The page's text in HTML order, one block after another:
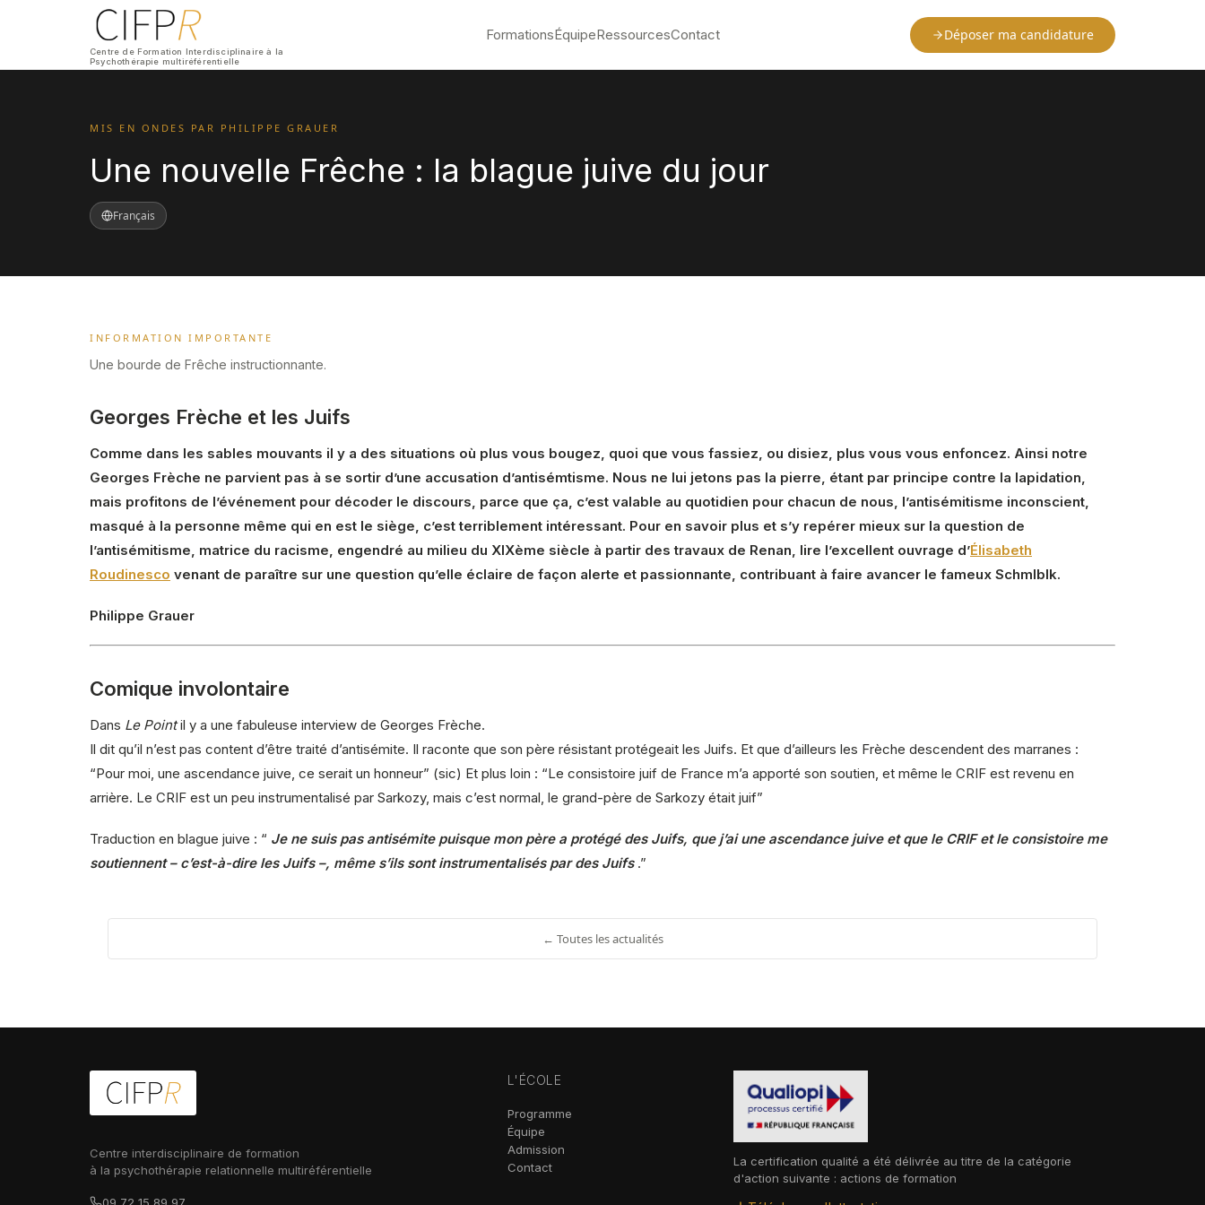
Centre de Formation Interdisciplinaire à la
Psychothérapie multiréférentielle
FormationsÉquipeRessourcesContact Déposer ma candidature
MIS EN ONDES PAR PHILIPPE GRAUER
Une nouvelle Frêche : la blague juive du jour
Français
INFORMATION IMPORTANTE
Une bourde de Frêche instructionnante.
Georges Frèche et les Juifs
Comme dans les sables mouvants il y a des situations où plus vous bougez, quoi que vous fassiez, ou disiez, plus vous vous enfoncez. Ainsi notre
Georges Frèche ne parvient pas à se sortir d’une accusation d’antisémtisme. Nous ne lui jetons pas la pierre, étant par principe contre la lapidation,
mais profitons de l’événement pour décoder le discours, parce que ça, c’est valable au quotidien pour chacun de nous, l’antisémitisme inconscient,
masqué à la personne même qui en est le siège, c’est terriblement intéressant. Pour en savoir plus et s’y repérer mieux sur la question de
l’antisémitisme, matrice du racisme, engendré au milieu du XIXème siècle à partir des travaux de Renan, lire l’excellent ouvrage d’Élisabeth
Roudinesco venant de paraître sur une question qu’elle éclaire de façon alerte et passionnante, contribuant à faire avancer le fameux Schmlblk.
Philippe Grauer
Comique involontaire
Dans Le Pointil y a une fabuleuse interview de Georges Frèche.
Il dit qu’il n’est pas content d’être traité d’antisémite. Il raconte que son père résistant protégeait les Juifs. Et que d’ailleurs les Frèche descendent des marranes :
“Pour moi, une ascendance juive, ce serait un honneur” (sic) Et plus loin : “Le consistoire juif de France m’a apporté son soutien, et même le CRIF est revenu en
arrière. Le CRIF est un peu instrumentalisé par Sarkozy, mais c’est normal, le grand-père de Sarkozy était juif”
Traduction en blague juive : “ Je ne suis pas antisémite puisque mon père a protégé des Juifs, que j’ai une ascendance juive et que le CRIF et le consistoire me
soutiennent – c’est-à-dire les Juifs –, même s’ils sont instrumentalisés par des Juifs .”
← Toutes les actualités
Centre interdisciplinaire de formation
à la psychothérapie relationnelle multiréférentielle
09 72 15 89 97
L'ÉCOLE
Programme
Équipe
Admission
Contact
La certification qualité a été délivrée au titre de la catégorie
d'action suivante : actions de formation